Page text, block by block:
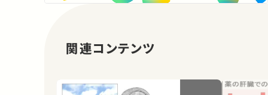
関連コンテンツ